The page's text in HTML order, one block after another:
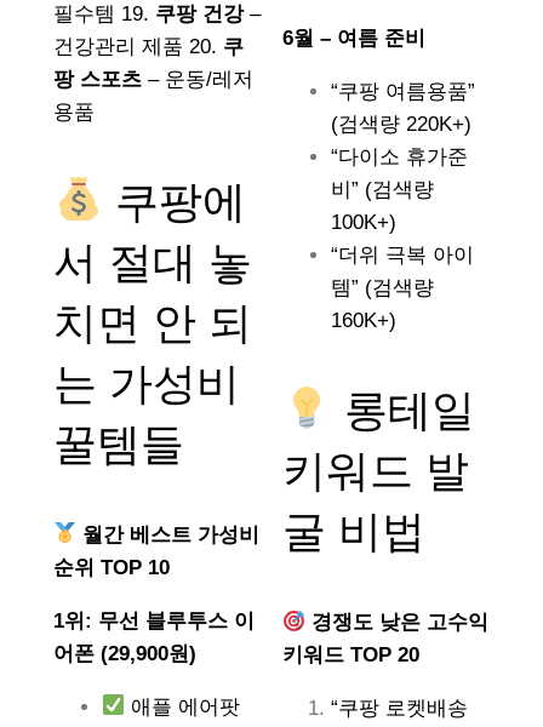
필수템 19. 쿠팡 건강–
건강관리 제품 20. 쿠
팡 스포츠 – 운동/레저
용품
쿠팡에
서 절대 놓
치면 안 되
는 가성비
꿀템들
월간 베스트 가성비
순위 TOP 10
1위: 무선 블루투스 이
어폰 (29,900원)
애플 에어팟
6월 – 여름 준비
“쿠팡 여름용품”
(검색량 220K+)
“다이소 휴가준
비” (검색량
100K+)
“더위 극복 아이
템” (검색량
160K+)
롱테일
키워드 발
굴 비법
경쟁도 낮은 고수익
키워드 TOP 20
“쿠팡 로켓배송